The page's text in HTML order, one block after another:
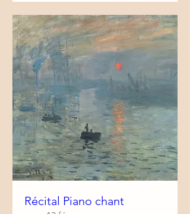
Récital Piano chant